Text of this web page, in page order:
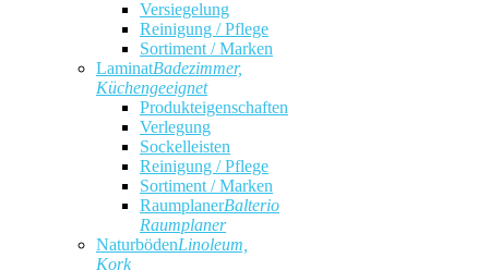
Versiegelung
Reinigung / Pflege
Sortiment / Marken
LaminatBadezimmer,
Küchengeeignet
Produkteigenschaften
Verlegung
Sockelleisten
Reinigung / Pflege
Sortiment / Marken
RaumplanerBalterio
Raumplaner
NaturbödenLinoleum,
Kork